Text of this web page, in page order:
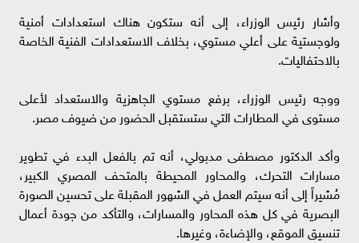
وأشار رئيس الوزراء، إلى أنه ستكون هناك استعدادات أمنية
ولوجستية على أعلي مستوي، بخلاف الاستعدادات الفنية الخاصة
بالاحتفاليات.
ووجه رئيس الوزراء، برفع مستوي الجاهزية والاستعداد لأعلى
مستوى في المطارات التي ستستقبل الحضور من ضيوف مصر.
وأكد الدكتور مصطفى مدبولي، أنه تم بالفعل البدء في تطوير
مسارات التحرك، والمحاور المحيطة بالمتحف المصري الكبير،
مُشيراً إلى أنه سيتم العمل في الشهور المقبلة على تحسين الصورة
البصرية في كل هذه المحاور والمسارات، والتأكد من جودة أعمال
تنسيق الموقع، والإضاءة، وغيرها.